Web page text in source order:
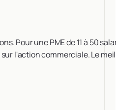
Pour une PME de 11 à 50
l'action commerciale. Le